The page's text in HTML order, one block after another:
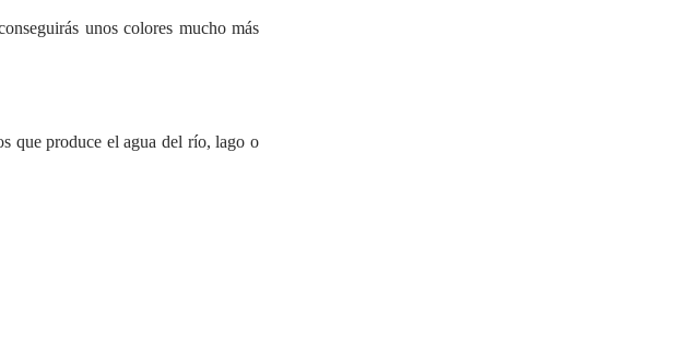
unos colores mucho más
que produce el agua del río, lago o